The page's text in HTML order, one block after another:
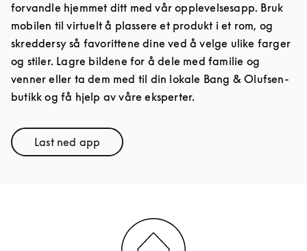
forvandle hjemmet ditt med vår opplevelsesapp. Bruk
mobilen til virtuelt å plassere et produkt i et rom, og
skreddersy så favorittene dine ved å velge ulike farger
og stiler. Lagre bildene for å dele med familie og
venner eller ta dem med til din lokale Bang & Olufsen-
butikk og få hjelp av våre eksperter.
Last ned appLink Opens in New Tab